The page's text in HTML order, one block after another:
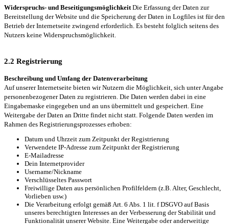
Widerspruchs- und BeseitigungsmöglichkeitDie Erfassung der Daten zur
Bereitstellung der Website und die Speicherung der Daten in Logfiles ist für den
Betrieb der Internetseite zwingend erforderlich. Es besteht folglich seitens des
Nutzers keine Widerspruchsmöglichkeit.
2.2 Registrierung
Beschreibung und Umfang der Datenverarbeitung
Auf unserer Internetseite bieten wir Nutzern die Möglichkeit, sich unter Angabe
personenbezogener Daten zu registrieren. Die Daten werden dabei in eine
Eingabemaske eingegeben und an uns übermittelt und gespeichert. Eine
Weitergabe der Daten an Dritte findet nicht statt. Folgende Daten werden im
Rahmen des Registrierungsprozesses erhoben:
Datum und Uhrzeit zum Zeitpunkt der Registrierung
Verwendete IP-Adresse zum Zeitpunkt der Registrierung
E-Mailadresse
Dein Internetprovider
Username/Nickname
Verschlüsseltes Passwort
Freiwillige Daten aus persönlichen Profilfeldern (z.B. Alter, Geschlecht,
Vorlieben usw.)
Die Verarbeitung erfolgt gemäß Art. 6 Abs. 1 lit. f DSGVO auf Basis
unseres berechtigten Interesses an der Verbesserung der Stabilität und
Funktionalität unserer Website. Eine Weitergabe oder anderweitige